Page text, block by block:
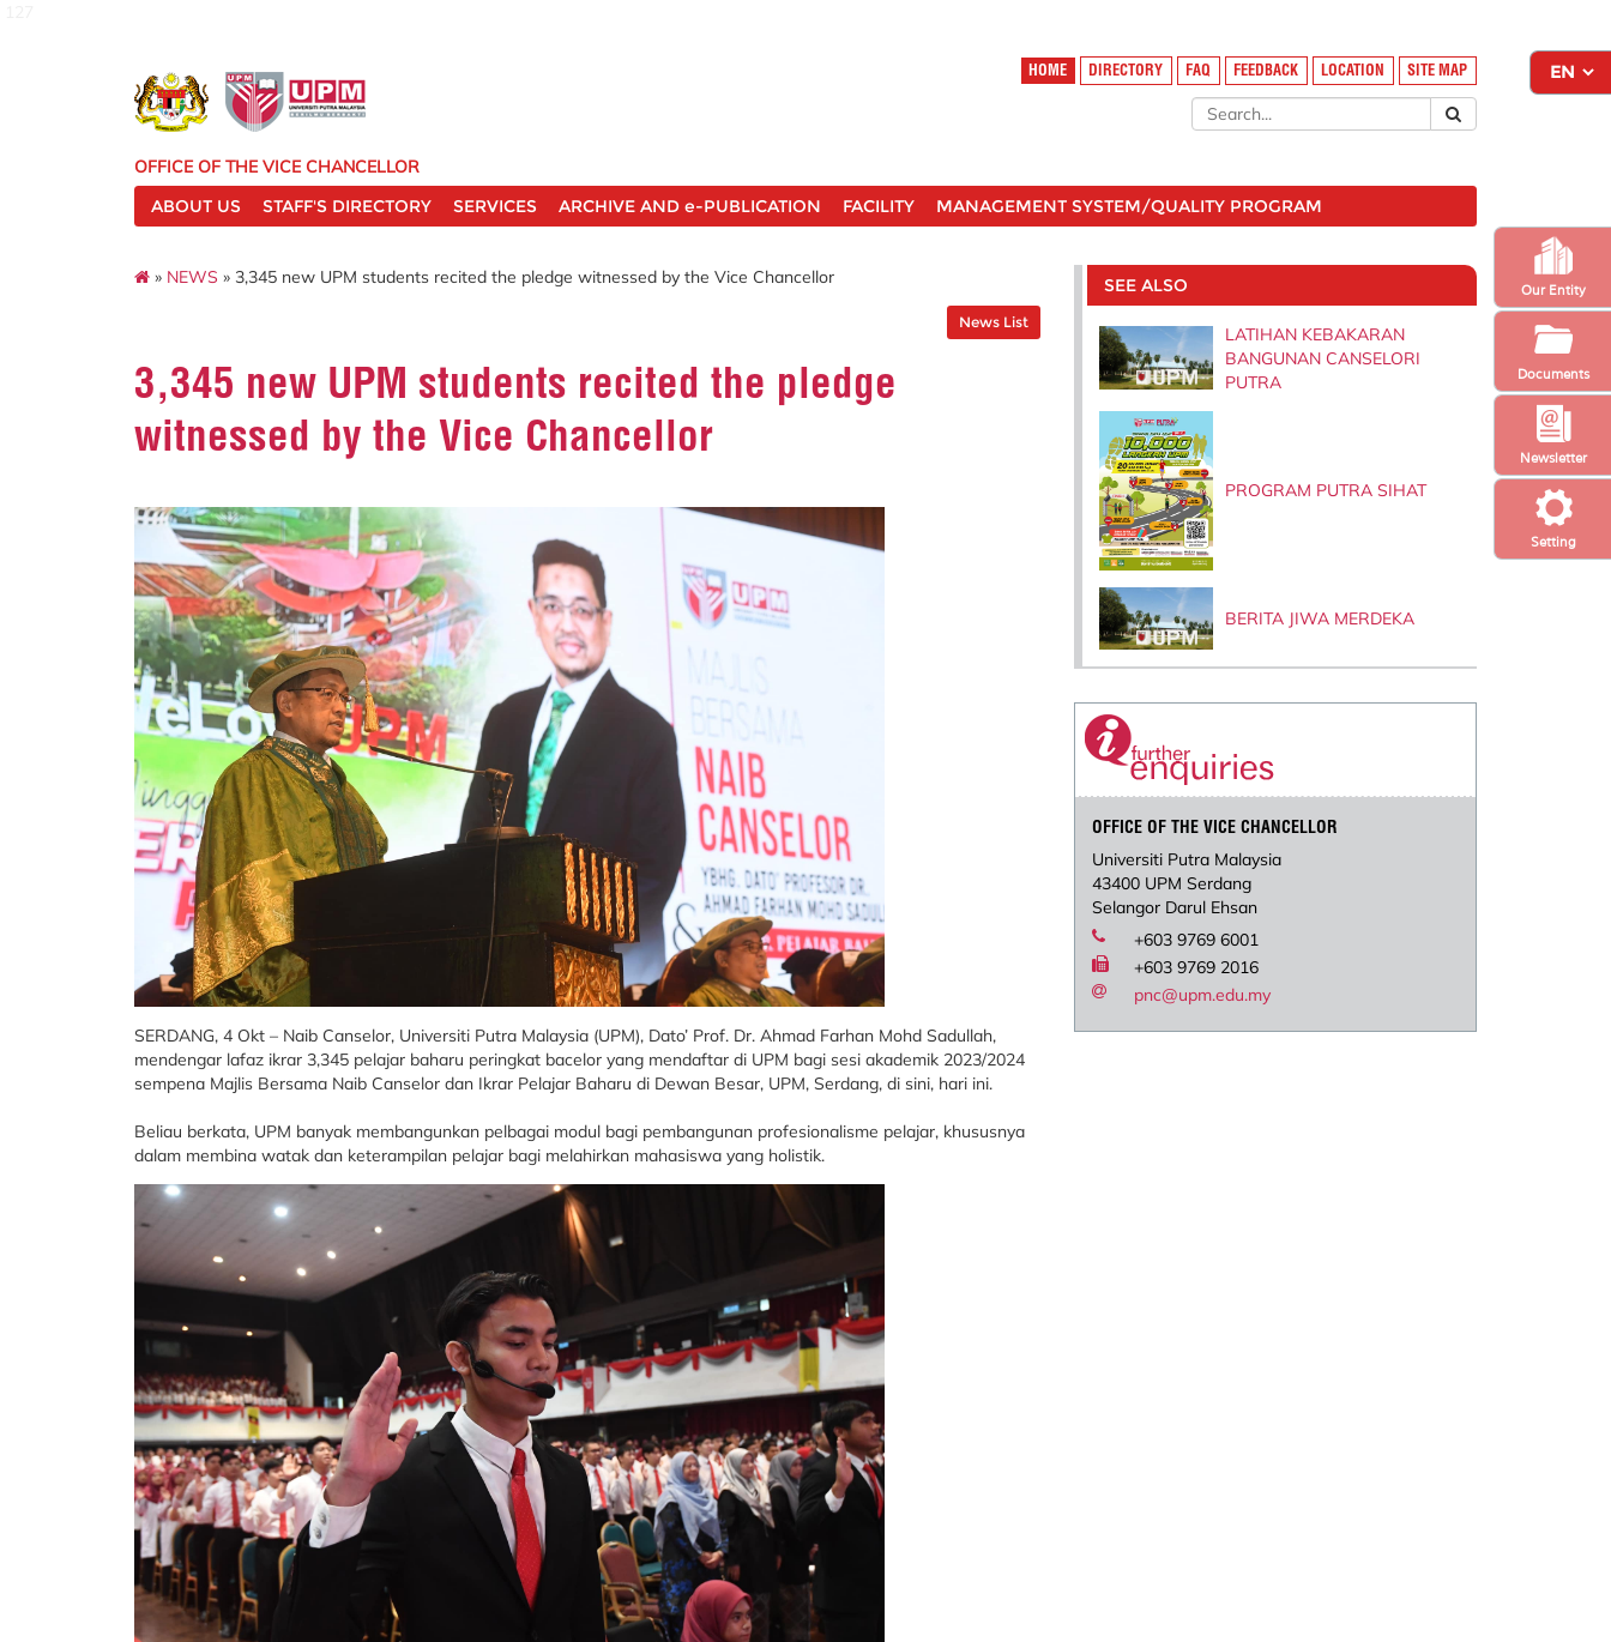
Setting
Newsletter
Our Entity
Documents
HOME DIRECTORY FAQ FEEDBACK LOCATION SITE MAP
OFFICE OF THE VICE CHANCELLOR
ABOUT US
STAFF'S DIRECTORY SERVICES ARCHIVE AND e-PUBLICATION FACILITY MANAGEMENT SYSTEM/QUALITY PROGRAM
» NEWS » 3,345 new UPM students recited the pledge witnessed by the Vice Chancellor
News List
3,345 new UPM students recited the pledge
witnessed by the Vice Chancellor
SERDANG, 4 Okt – Naib Canselor, Universiti Putra Malaysia (UPM), Dato’ Prof. Dr. Ahmad Farhan Mohd Sadullah,
mendengar lafaz ikrar 3,345 pelajar baharu peringkat bacelor yang mendaftar di UPM bagi sesi akademik 2023/2024
sempena Majlis Bersama Naib Canselor dan Ikrar Pelajar Baharu di Dewan Besar, UPM, Serdang, di sini, hari ini.
Beliau berkata, UPM banyak membangunkan pelbagai modul bagi pembangunan profesionalisme pelajar, khususnya
dalam membina watak dan keterampilan pelajar bagi melahirkan mahasiswa yang holistik.
SEE ALSO
LATIHAN KEBAKARAN
BANGUNAN CANSELORI
PUTRA
PROGRAM PUTRA SIHAT
BERITA JIWA MERDEKA
OFFICE OF THE VICE CHANCELLOR
Universiti Putra Malaysia
43400 UPM Serdang
Selangor Darul Ehsan
+603 9769 6001
+603 9769 2016
pnc@upm.edu.my